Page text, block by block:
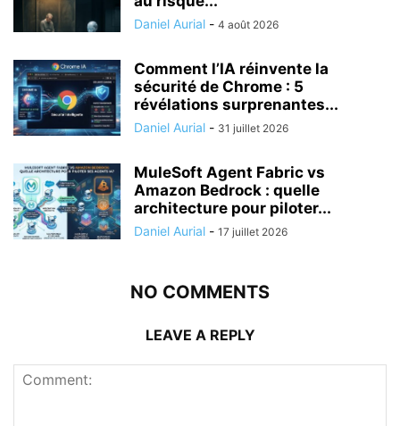
Daniel Aurial - 4 août 2026
Comment l’IA réinvente la
sécurité de Chrome : 5
révélations surprenantes...
Daniel Aurial - 31 juillet 2026
MuleSoft Agent Fabric vs
Amazon Bedrock : quelle
architecture pour piloter...
Daniel Aurial - 17 juillet 2026
NO COMMENTS
LEAVE A REPLY